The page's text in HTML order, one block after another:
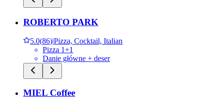
ROBERTO PARK
5.0(86)|Pizza, Cocktail, Italian
Pizza 1+1
Danie główne + deser
MIEL Coffee